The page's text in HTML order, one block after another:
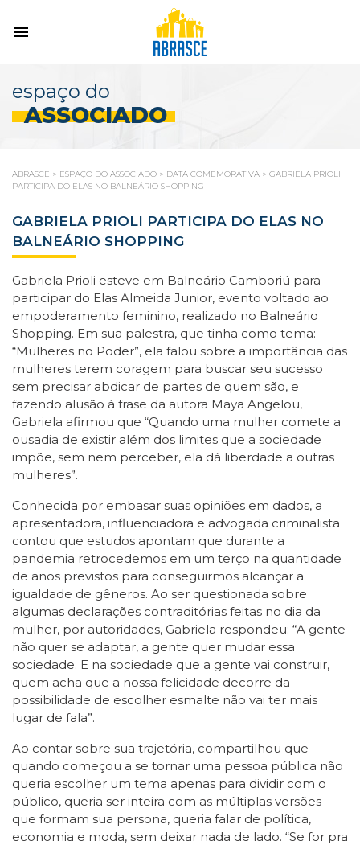
espaço do
ASSOCIADO
ABRASCE > ESPAÇO DO ASSOCIADO > DATA COMEMORATIVA > GABRIELA PRIOLI
PARTICIPA DO ELAS NO BALNEÁRIO SHOPPING
GABRIELA PRIOLI PARTICIPA DO ELAS NO
BALNEÁRIO SHOPPING
Gabriela Prioli esteve em Balneário Camboriú para
participar do Elas Almeida Junior, evento voltado ao
empoderamento feminino, realizado no Balneário
Shopping. Em sua palestra, que tinha como tema:
“Mulheres no Poder”, ela falou sobre a importância das
mulheres terem coragem para buscar seu sucesso
sem precisar abdicar de partes de quem são, e
fazendo alusão à frase da autora Maya Angelou,
Gabriela afirmou que “Quando uma mulher comete a
ousadia de existir além dos limites que a sociedade
impõe, sem nem perceber, ela dá liberdade a outras
mulheres”.
Conhecida por embasar suas opiniões em dados, a
apresentadora, influenciadora e advogada criminalista
contou que estudos apontam que durante a
pandemia retrocedemos em um terço na quantidade
de anos previstos para conseguirmos alcançar a
igualdade de gêneros. Ao ser questionada sobre
algumas declarações contraditórias feitas no dia da
mulher, por autoridades, Gabriela respondeu: “A gente
não quer se adaptar, a gente quer mudar essa
sociedade. E na sociedade que a gente vai construir,
quem acha que a nossa felicidade decorre da
possibilidade de escolher esmalte não vai ter mais
lugar de fala”.
Ao contar sobre sua trajetória, compartilhou que
quando começou a se tornar uma pessoa pública não
queria escolher um tema apenas para dividir com o
público, queria ser inteira com as múltiplas versões
que formam sua persona, queria falar de política,
economia e moda, sem deixar nada de lado. “Se for pra